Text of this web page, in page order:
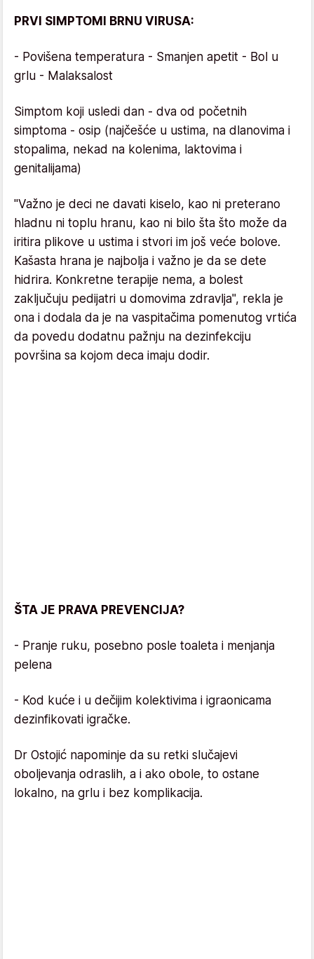
PRVI SIMPTOMI BRNU VIRUSA:
- Povišena temperatura - Smanjen apetit - Bol u
grlu - Malaksalost
Simptom koji usledi dan - dva od početnih
simptoma - osip (najčešće u ustima, na dlanovima i
stopalima, nekad na kolenima, laktovima i
genitalijama)
"Važno je deci ne davati kiselo, kao ni preterano
hladnu ni toplu hranu, kao ni bilo šta što može da
iritira plikove u ustima i stvori im još veće bolove.
Kašasta hrana je najbolja i važno je da se dete
hidrira. Konkretne terapije nema, a bolest
zaključuju pedijatri u domovima zdravlja", rekla je
ona i dodala da je na vaspitačima pomenutog vrtića
da povedu dodatnu pažnju na dezinfekciju
površina sa kojom deca imaju dodir.
ŠTA JE PRAVA PREVENCIJA?
- Pranje ruku, posebno posle toaleta i menjanja
pelena
- Kod kuće i u dečijim kolektivima i igraonicama
dezinfikovati igračke.
Dr Ostojić napominje da su retki slučajevi
oboljevanja odraslih, a i ako obole, to ostane
lokalno, na grlu i bez komplikacija.